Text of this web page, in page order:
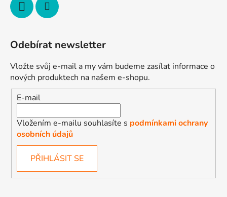
Odebírat newsletter
Vložte svůj e-mail a my vám budeme zasílat informace o
nových produktech na našem e-shopu.
E-mail
Vložením e-mailu souhlasíte s podmínkami ochrany
osobních údajů
PŘIHLÁSIT SE